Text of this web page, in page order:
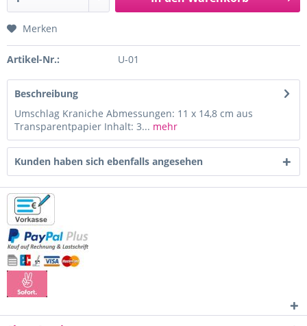
Merken
Artikel-Nr.: U-01
Beschreibung
Umschlag Kraniche Abmessungen: 11 x 14,8 cm aus
Transparentpapier Inhalt: 3... mehr
Kunden haben sich ebenfalls angesehen